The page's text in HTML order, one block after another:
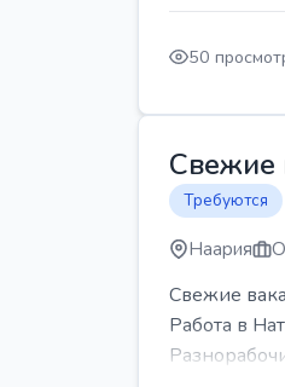
50
Свежие
Требуются
Наария
Свежие
Работа в